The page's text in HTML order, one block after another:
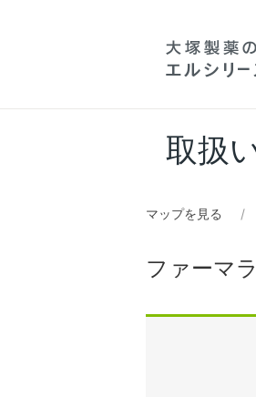
取扱
マップを見る
ファーマ